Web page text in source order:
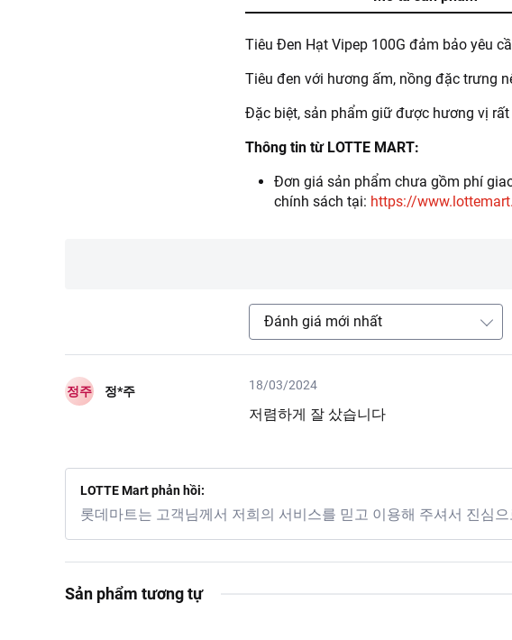
Tiêu Đen Hạt Vipep 100G đảm bảo yêu
Tiêu đen với hương ấm, nồng đặc trưng
Đặc biệt, sản phẩm giữ được hương vị
Thông tin từ LOTTE MART:
Đơn giá sản phẩm chưa gồm phí
chính sách tại: https://
Đánh giá mới nhất
정주 정*주 18/03/2024
저렴하게 잘 샀습니다
LOTTE Mart phản hồi:
롯데마트는 고객님께서 저희의 서비스를 믿고 이용해 주셔서 진심
Sản phẩm tương tự